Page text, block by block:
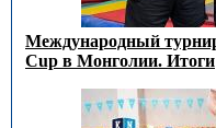
Международный
Cup в Монголии. Итоги